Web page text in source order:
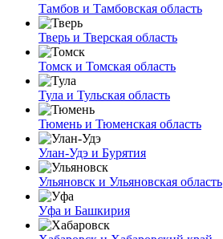
Тамбов и Тамбовская область
Тверь и Тверская область
Томск и Томская область
Тула и Тульская область
Тюмень и Тюменская область
Улан-Удэ и Бурятия
Ульяновск и Ульяновская область
Уфа и Башкирия